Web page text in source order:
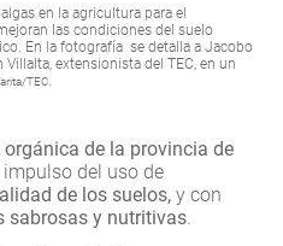
en la agricultura para el
las condiciones del suelo
En la fotografía se detalla a Jacobo
extensionista del TEC, en un
TEC.
de la provincia de
del uso de
de los suelos, y con
sabrosas y nutritivas.